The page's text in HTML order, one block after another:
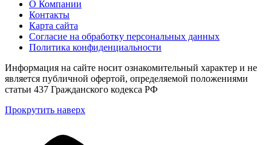
О Компании
Контакты
Карта сайта
Согласие на обработку персональных данных
Политика конфиденциальности
Информация на сайте носит ознакомительный характер и не
является публичной офертой, определяемой положениями
статьи 437 Гражданского кодекса РФ
Прокрутить наверх